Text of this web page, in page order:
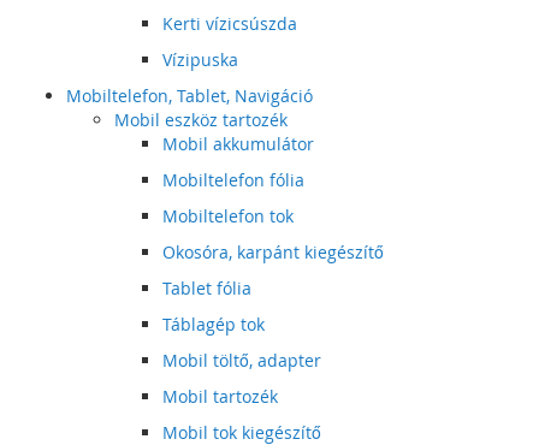
Kerti vízicsúszda
Vízipuska
Mobiltelefon, Tablet, Navigáció
Mobil eszköz tartozék
Mobil akkumulátor
Mobiltelefon fólia
Mobiltelefon tok
Okosóra, karpánt kiegészítő
Tablet fólia
Táblagép tok
Mobil töltő, adapter
Mobil tartozék
Mobil tok kiegészítő